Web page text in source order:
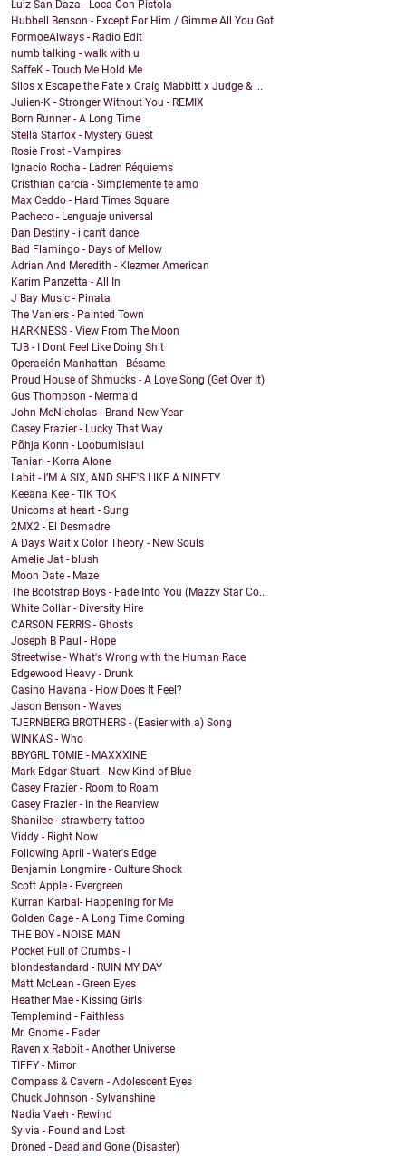
Luiz San Daza - Loca Con Pistola
Hubbell Benson - Except For Him / Gimme All You Got
FormoeAlways - Radio Edit
numb talking - walk with u
SaffeK - Touch Me Hold Me
Silos x Escape the Fate x Craig Mabbitt x Judge & ...
Julien-K - Stronger Without You - REMIX
Born Runner - A Long Time
Stella Starfox - Mystery Guest
Rosie Frost - Vampires
Ignacio Rocha - Ladren Réquiems
Cristhian garcia - Simplemente te amo
Max Ceddo - Hard Times Square
Pacheco - Lenguaje universal
Dan Destiny - i can't dance
Bad Flamingo - Days of Mellow
Adrian And Meredith - Klezmer American
Karim Panzetta - All In
J Bay Music - Pinata
The Vaniers - Painted Town
HARKNESS - View From The Moon
TJB - I Dont Feel Like Doing Shit
Operación Manhattan - Bésame
Proud House of Shmucks - A Love Song (Get Over It)
Gus Thompson - Mermaid
John McNicholas - Brand New Year
Casey Frazier - Lucky That Way
Põhja Konn - Loobumislaul
Taniari - Korra Alone
Labit - I’M A SIX, AND SHE'S LIKE A NINETY
Keeana Kee - TIK TOK
Unicorns at heart - Sung
2MX2 - El Desmadre
A Days Wait x Color Theory - New Souls
Amelie Jat - blush
Moon Date - Maze
The Bootstrap Boys - Fade Into You (Mazzy Star Co...
White Collar - Diversity Hire
CARSON FERRIS - Ghosts
Joseph B Paul - Hope
Streetwise - What's Wrong with the Human Race
Edgewood Heavy - Drunk
Casino Havana - How Does It Feel?
Jason Benson - Waves
TJERNBERG BROTHERS - (Easier with a) Song
WINKAS - Who
BBYGRL TOMIE - MAXXXINE
Mark Edgar Stuart - New Kind of Blue
Casey Frazier - Room to Roam
Casey Frazier - In the Rearview
Shanilee - strawberry tattoo
Viddy - Right Now
Following April - Water's Edge
Benjamin Longmire - Culture Shock
Scott Apple - Evergreen
Kurran Karbal- Happening for Me
Golden Cage - A Long Time Coming
THE BOY - NOISE MAN
Pocket Full of Crumbs - I
blondestandard - RUIN MY DAY
Matt McLean - Green Eyes
Heather Mae - Kissing Girls
Templemind - Faithless
Mr. Gnome - Fader
Raven x Rabbit - Another Universe
TIFFY - Mirror
Compass & Cavern - Adolescent Eyes
Chuck Johnson - Sylvanshine
Nadia Vaeh - Rewind
Sylvia - Found and Lost
Droned - Dead and Gone (Disaster)